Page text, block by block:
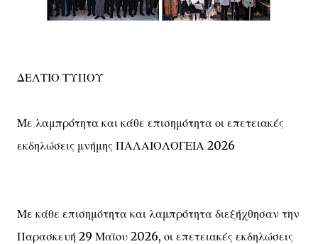
ΔΕΛΤΙΟ ΤΥΠΟΥ
Με λαμπρότητα και κάθε επισημότητα οι επετειακές
εκδηλώσεις μνήμης ΠΑΛΑΙΟΛΟΓΕΙΑ 2026
Με κάθε επισημότητα και λαμπρότητα διεξήχθησαν την
Παρασκευή 29 Μαϊου 2026, οι επετειακές εκδηλώσεις